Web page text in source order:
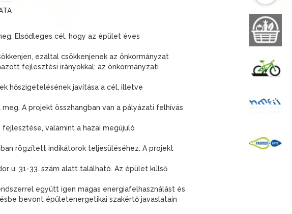
Elsődleges cél, hogy az épület éves
ezáltal csökkenjenek az önkormányzat
fejlesztési irányokkal: az önkormányzati
hőszigetelésének javítása a cél, illetve
A projekt összhangban van a pályázati felhívás
valamint a hazai megújuló
rögzített indikátorok teljesüléséhez. A projekt
u. 31-33. szám alatt található. Az épület külső
együtt igen magas energiafelhasználást és
bevont épületenergetikai szakértő javaslatain